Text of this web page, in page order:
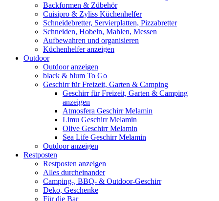
Backformen & Zübehör
Cuisipro & Zyliss Küchenhelfer
Schneidebretter, Servierplatten, Pizzabretter
Schneiden, Hobeln, Mahlen, Messen
Aufbewahren und organisieren
Küchenhelfer anzeigen
Outdoor
Outdoor anzeigen
black & blum To Go
Geschirr für Freizeit, Garten & Camping
Geschirr für Freizeit, Garten & Camping
anzeigen
Atmosfera Geschirr Melamin
Limu Geschirr Melamin
Olive Geschirr Melamin
Sea Life Geschirr Melamin
Outdoor anzeigen
Restposten
Restposten anzeigen
Alles durcheinander
Camping-, BBQ- & Outdoor-Geschirr
Deko, Geschenke
Für die Bar